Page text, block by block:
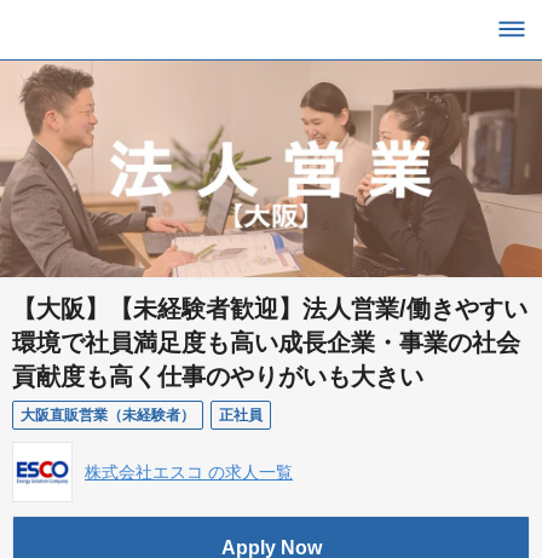
【大阪】【未経験者歓迎】法人営業/働きやすい
環境で社員満足度も高い成長企業・事業の社会
貢献度も高く仕事のやりがいも大きい
大阪直販営業（未経験者） 正社員
株式会社エスコ の求人一覧
Apply Now